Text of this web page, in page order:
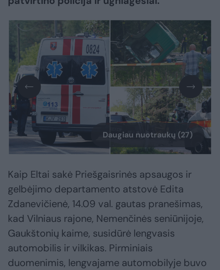
Daugiau nuotraukų (27)
Kaip Eltai sakė Priešgaisrinės apsaugos ir
gelbėjimo departamento atstovė Edita
Zdanevičienė, 14.09 val. gautas pranešimas,
kad Vilniaus rajone, Nemenčinės seniūnijoje,
Gaukštonių kaime, susidūrė lengvasis
automobilis ir vilkikas. Pirminiais
duomenimis, lengvajame automobilyje buvo